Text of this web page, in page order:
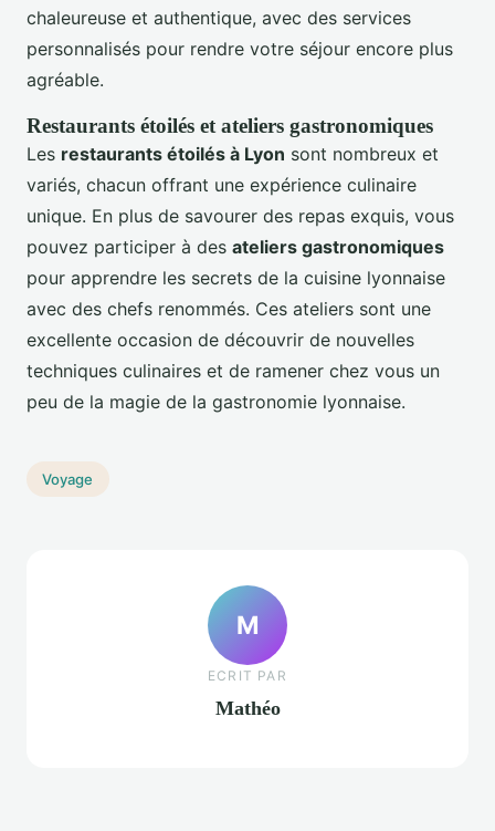
chaleureuse et authentique, avec des services
personnalisés pour rendre votre séjour encore plus
agréable.
Restaurants étoilés et ateliers gastronomiques
Les restaurants étoilés à Lyon sont nombreux et
variés, chacun offrant une expérience culinaire
unique. En plus de savourer des repas exquis, vous
pouvez participer à des ateliers gastronomiques
pour apprendre les secrets de la cuisine lyonnaise
avec des chefs renommés. Ces ateliers sont une
excellente occasion de découvrir de nouvelles
techniques culinaires et de ramener chez vous un
peu de la magie de la gastronomie lyonnaise.
Voyage
M
ECRIT PAR
Mathéo